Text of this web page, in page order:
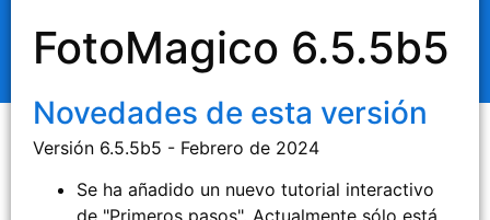
FotoMagico 6.5.5b5
Novedades de esta versión
Versión 6.5.5b5 - Febrero de 2024
Se ha añadido un nuevo tutorial interactivo